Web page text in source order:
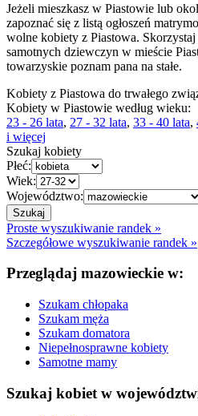
Jeżeli mieszkasz w Piastowie lub
zapoznać się z listą ogłoszeń
wolne kobiety z Piastowa.
samotnych dziewczyn w mieście
towarzyskie poznam pana na stałe.
Kobiety z Piastowa do trwałego
Kobiety w Piastowie według wieku:
23 - 26 lata, 27 - 32 lata, 33 - 40 lata,
i więcej
Szukaj kobiety
Płeć:
Wiek:
Województwo:
Proste wyszukiwanie randek »
Szczegółowe wyszukiwanie randek »
Przeglądaj mazowieckie w:
Szukam chłopaka
Szukam męża
Szukam domatora
Niepełnosprawne kobiety
Samotne mamy
Szukaj kobiet w